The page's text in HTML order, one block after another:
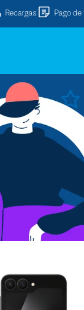
Recargas Pago